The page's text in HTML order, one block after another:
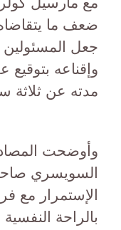
ضعف ما يتقاضاه
جعل المسئولين
وإقناعه
مدته عن ثلاثة
وأوضحت
الإستمرار مع
بالراحة